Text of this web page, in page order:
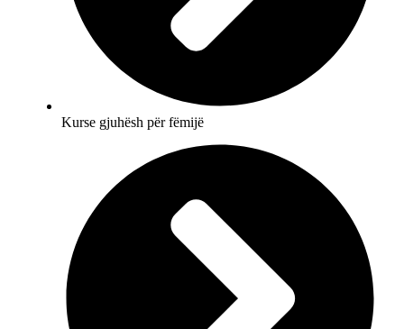
Kurse gjuhësh për fëmijë